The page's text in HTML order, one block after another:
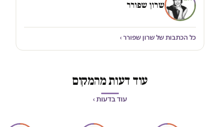
שרון שפורר
כל הכתבות של שרון שפורר ›
עוד דעות מהמקום
עוד בדעות ›